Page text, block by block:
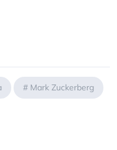
# Mark Zuckerberg